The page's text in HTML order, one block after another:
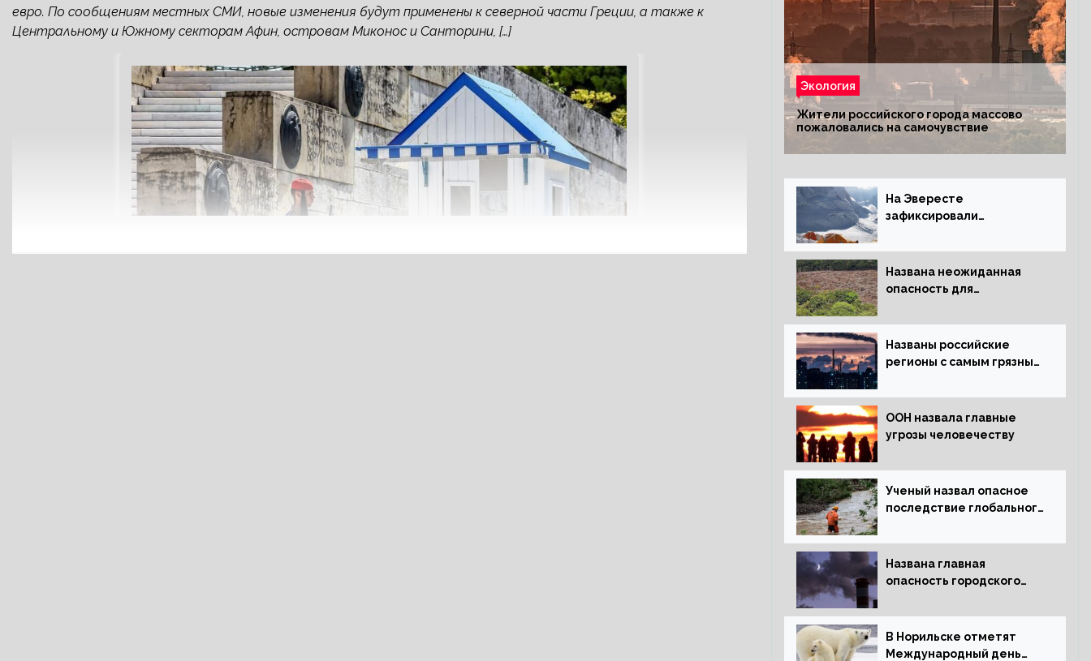
евро. По сообщениям местных СМИ, новые изменения будут применены к северной части Греции, а также к
Центральному и Южному секторам Афин, островам Миконос и Санторини, […]
Экология
Жители российского города массово
пожаловались на самочувствие
На Эвересте
зафиксировали
таяние льда
Названа неожиданная
опасность для
планеты
Названы российские
регионы с самым грязным
ООН назвала главные
угрозы человечеству
Ученый назвал опасное
последствие глобального
Названа главная
опасность городского
В Норильске отметят
Международный день